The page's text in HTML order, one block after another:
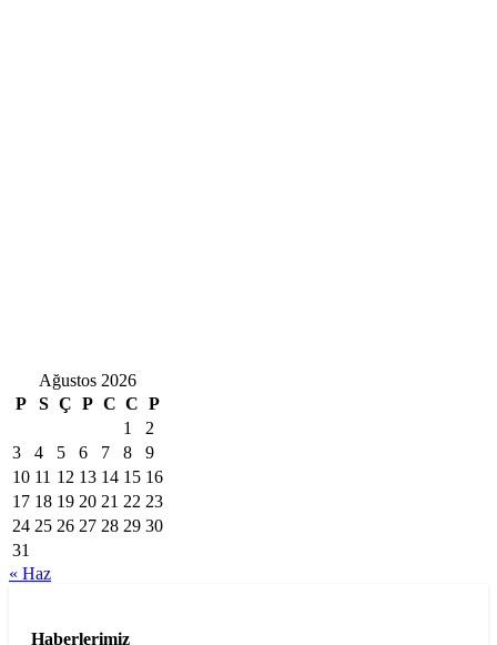
Ağustos 2026
P
S Ç P C C P
1
2
3
4 5 6 7 8
9
10 11 12 13 14 15 16
17 18 19 20 21 22 23
24 25 26 27 28 29 30
31
« Haz
Haberlerimiz